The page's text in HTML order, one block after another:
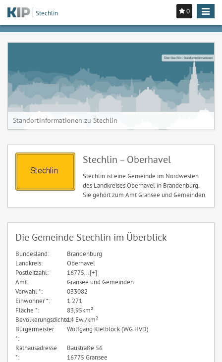
0
Toggle
Stechlin
Über Stechlin - Standortinformationen
Standortinformationen zu Stechlin
Stechlin – Oberhavel
Stechlin ist eine Gemeinde im Nordwesten
des Landkreises Oberhavel in Brandenburg.
Sie gehört zum Amt Gransee und Gemeinden.
Die Gemeinde Stechlin im Überblick
Bundesland:
Brandenburg
Landkreis:
Oberhavel
Postleitzahl:
16775...[+]
Amt:
Gransee und Gemeinden
Vorwahl *:
033082
Einwohner *:
1.271
Fläche *:
83,95km²
Bevölkerungsdichte:14 Ew./km²
Bürgermeister
*:
Wolfgang Kielblock (WG HVD)
Rathausadresse
*:
Baustraße 56
16775 Gransee